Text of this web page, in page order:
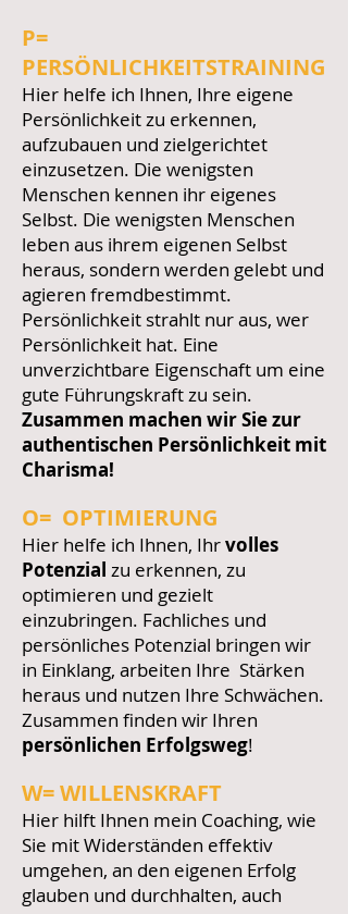
P=
PERSÖNLICHKEITSTRAINING
Hier helfe ich Ihnen, Ihre eigene
Persönlichkeit zu erkennen,
aufzubauen und zielgerichtet
einzusetzen. Die wenigsten
Menschen kennen ihr eigenes
Selbst. Die wenigsten Menschen
leben aus ihrem eigenen Selbst
heraus, sondern werden gelebt und
agieren fremdbestimmt.
Persönlichkeit strahlt nur aus, wer
Persönlichkeit hat. Eine
unverzichtbare Eigenschaft um eine
gute Führungskraft zu sein.
Zusammen machen wir Sie zur
authentischen Persönlichkeit mit
Charisma!
O= OPTIMIERUNG
Hier helfe ich Ihnen, Ihrvolles
Potenzial zu erkennen, zu
optimieren und gezielt
einzubringen. Fachliches und
persönliches Potenzial bringen wir
in Einklang, arbeiten Ihre Stärken
heraus und nutzen Ihre Schwächen.
Zusammen finden wir Ihren
persönlichen Erfolgsweg!
W= WILLENSKRAFT
Hier hilft Ihnen mein Coaching, wie
Sie mit Widerständen effektiv
umgehen, an den eigenen Erfolg
glauben und durchhalten, auch